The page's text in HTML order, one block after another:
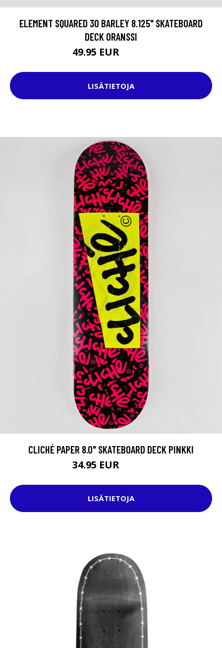
ELEMENT SQUARED 30 BARLEY 8.125" SKATEBOARD
DECK ORANSSI
49.95 EUR
LISÄTIETOJA
CLICHÉ PAPER 8.0" SKATEBOARD DECK PINKKI
34.95 EUR
LISÄTIETOJA